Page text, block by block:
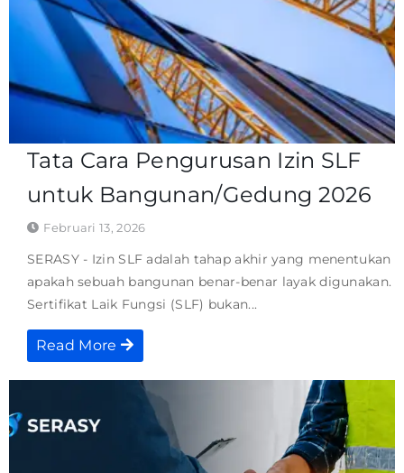
Tata Cara Pengurusan Izin SLF
untuk Bangunan/Gedung 2026
Februari 13, 2026
SERASY - Izin SLF adalah tahap akhir yang menentukan
apakah sebuah bangunan benar-benar layak digunakan.
Sertifikat Laik Fungsi (SLF) bukan...
Read More